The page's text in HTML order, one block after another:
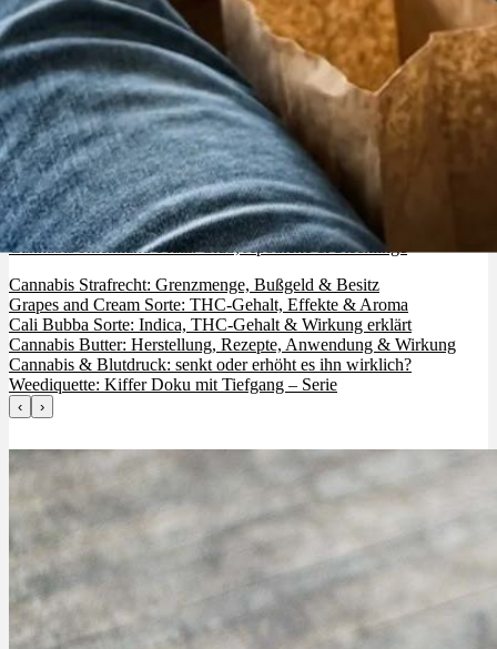
Cannabis Rheinland-Pfalz: Club, Apotheke & Stecklinge
Cannabis Strafrecht: Grenzmenge, Bußgeld & Besitz
Grapes and Cream Sorte: THC-Gehalt, Effekte & Aroma
Cali Bubba Sorte: Indica, THC-Gehalt & Wirkung erklärt
Cannabis Butter: Herstellung, Rezepte, Anwendung & Wirkung
Cannabis & Blutdruck: senkt oder erhöht es ihn wirklich?
Weediquette: Kiffer Doku mit Tiefgang – Serie
‹ ›